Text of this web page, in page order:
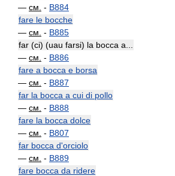
— см. - B884
fare le bocche
— см. - B885
far (ci) (uau farsi) la bocca a...
— см. - B886
fare a bocca e borsa
— см. - B887
far la bocca a cui di pollo
— см. - B888
fare la bocca dolce
— см. - B807
far bocca d'orciolo
— см. - B889
fare bocca da ridere